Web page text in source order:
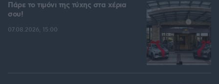
Πάρε το τιμόνι της τύχης στα χέρια
σου!
07.08.2026, 15:00